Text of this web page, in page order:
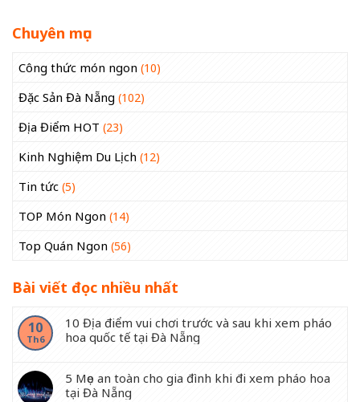
Chuyên mục
Công thức món ngon (10)
Đặc Sản Đà Nẵng (102)
Địa Điểm HOT (23)
Kinh Nghiệm Du Lịch (12)
Tin tức (5)
TOP Món Ngon (14)
Top Quán Ngon (56)
Bài viết đọc nhiều nhất
10
Th6
10 Địa điểm vui chơi trước và sau khi xem pháo
hoa quốc tế tại Đà Nẵng
5 Mẹo an toàn cho gia đình khi đi xem pháo hoa
tại Đà Nẵng